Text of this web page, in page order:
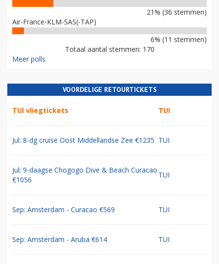
21% (36 stemmen)
Air-France-KLM-SAS(-TAP)
6% (11 stemmen)
Totaal aantal stemmen: 170
Meer polls
VOORDELIGE RETOURTICKETS
TUI vliegtickets TUI
Jul: 8-dg cruise Oost Middellandse Zee €1235 TUI
Jul: 9-daagse Chogogo Dive & Beach Curacao
€1056
TUI
Sep: Amsterdam - Curacao €569 TUI
Sep: Amsterdam - Aruba €614 TUI